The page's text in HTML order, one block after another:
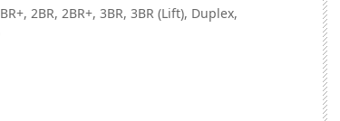
2BR, 2BR+, 3BR, 3BR (Lift), Duplex,